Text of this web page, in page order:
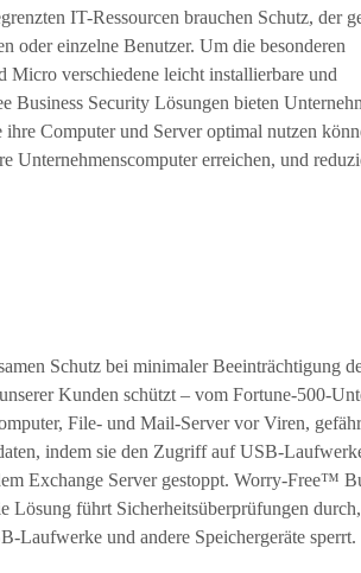
IT-Ressourcen brauchen Schutz, der
oder einzelne Benutzer. Um die besonderen
Micro verschiedene leicht installierbare und
Business Security Lösungen bieten
Computer und Server optimal nutzen
Unternehmenscomputer erreichen, und
Schutz bei minimaler
Kunden schützt – vom Fortune-500-
File- und Mail-Server vor Viren,
indem sie den Zugriff auf USB-
Exchange Server gestoppt. Worry-Free™
Lösung führt Sicherheitsüberprüfungen
und andere Speichergeräte sperrt.